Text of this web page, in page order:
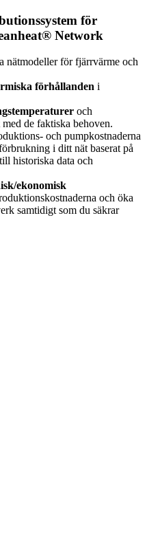
för
Network
nätmodeller för fjärrvärme och
förhållanden i
och
de faktiska behoven.
och pumpkostnaderna
i ditt nät baserat på
historiska data och
ekonomisk
och öka
samtidigt som du säkrar